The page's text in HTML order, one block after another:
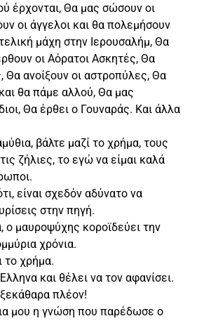
έρχονται, Θα μας σώσουν οι
οι άγγελοι και θα πολεμήσουν
μάχη στην Ιερουσαλήμ, Θα
οι Αόρατοι Ασκητές, Θα
Θα ανοίξουν οι αστροπύλες, Θα
θα πάμε αλλού, Θα μας
Θα έρθει ο Γουναράς. Και άλλα
βάλτε μαζί το χρήμα, τους
ζήλιες, το εγώ να είμαι καλά
είναι σχεδόν αδύνατο να
στην πηγή.
ο μαυροψύχης κοροϊδεύει την
χρόνια.
το χρήμα.
και θέλει να τον αφανίσει.
πλέον!
μου η γνώση που παρέδωσε ο